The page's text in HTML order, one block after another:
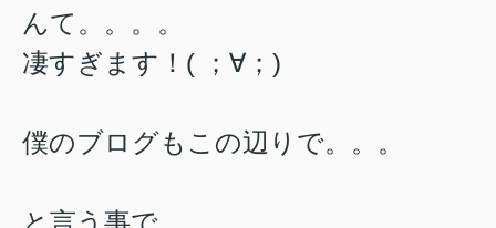
んて。。。。
凄すぎます！( ；∀；)
僕のブログもこの辺りで。。。